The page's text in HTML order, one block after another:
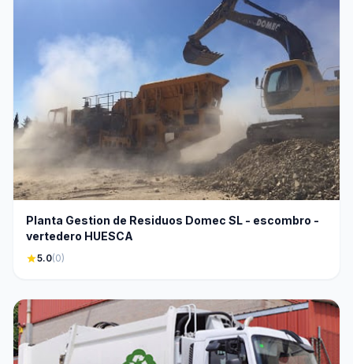
Planta Gestion de Residuos Domec SL - escombro -
vertedero HUESCA
star5.0(0)